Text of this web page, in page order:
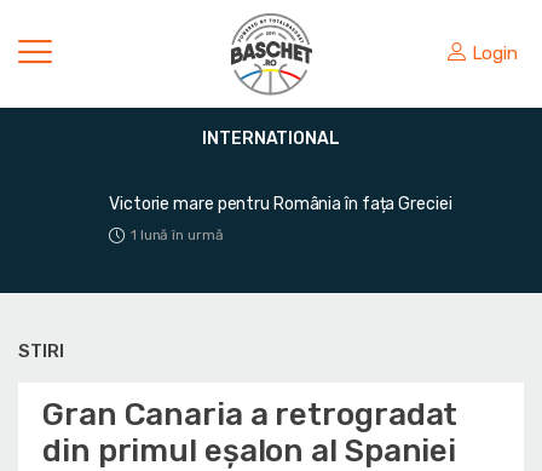
Login
INTERNATIONAL
Victorie mare pentru România în fața Greciei
1 lună în urmă
STIRI
Gran Canaria a retrogradat
din primul eșalon al Spaniei